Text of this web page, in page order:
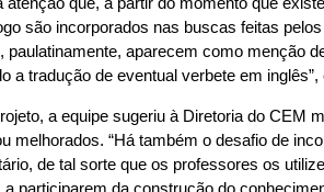
são incorporados nas buscas feitas
paulatinamente, aparecem como menção
a tradução de eventual verbete em inglês”,
a equipe sugeriu à Diretoria do CEM
melhorados. “Há também o desafio de
de tal sorte que os professores os
participarem da construção do